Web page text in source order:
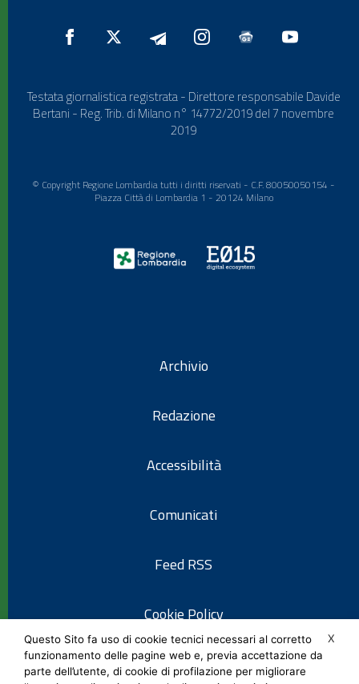
Testata giornalistica registrata - Direttore responsabile Davide
Bertani - Reg. Trib. di Milano n° 14772/2019 del 7 novembre
2019
© Copyright Regione Lombardia tutti i diritti riservati - C.F. 80050050154 -
Piazza Città di Lombardia 1 - 20124 Milano
Archivio
Redazione
Accessibilità
Comunicati
Feed RSS
Cookie Policy
Informativa privacy
X
Questo Sito fa uso di cookie tecnici necessari al corretto
funzionamento delle pagine web e, previa accettazione da
parte dell’utente, di cookie di profilazione per migliorare